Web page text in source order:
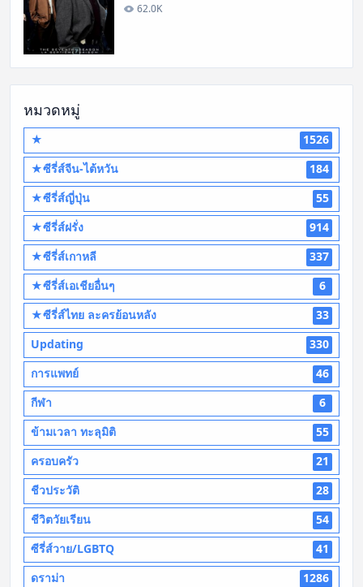
62.0K
หมวดหมู่
★
1526
★ซีรี่ส์จีน-ไต้หวัน
184
★ซีรี่ส์ญี่ปุ่น
55
★ซีรี่ส์ฝรั่ง
914
★ซีรี่ส์เกาหลี
337
★ซีรี่ส์เอเชียอื่นๆ
6
★ซีรี่ส์ไทย ละครย้อนหลัง
33
Updating
330
การแพทย์
46
กีฬา
6
ข้ามเวลา ทะลุมิติ
55
ครอบครัว
21
ชีวประวัติ
28
ชีวิตวัยเรียน
54
ซีรี่ส์วาย/LGBTQ
41
ดราม่า
1286